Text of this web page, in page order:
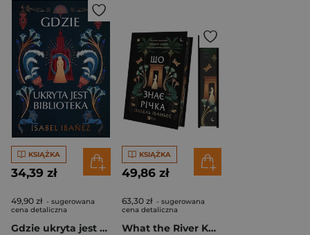
KSIĄŻKA
34,39 zł
49,90 zł - sugerowana
cena detaliczna
Gdzie ukryta jest biblioteka. Sekrety Nilu. Tom 2
KSIĄŻKA
49,86 zł
63,30 zł - sugerowana
cena detaliczna
What the River Knows w.ukraińska (barwione brzegi)